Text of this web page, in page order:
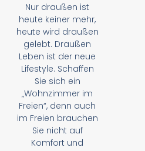
Nur draußen ist
heute keiner mehr,
heute wird draußen
gelebt. Draußen
Leben ist der neue
Lifestyle. Schaffen
Sie sich ein
„Wohnzimmer im
Freien“, denn auch
im Freien brauchen
Sie nicht auf
Komfort und